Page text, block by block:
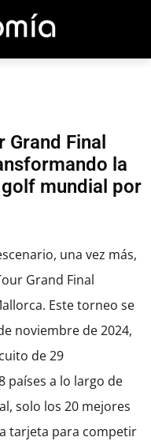
Grand Final
la
mundial por
una vez más,
Grand Final
Este torneo se
noviembre de 2024,
de 29
países a lo largo de
solo los 20 mejores
tarjeta para competir